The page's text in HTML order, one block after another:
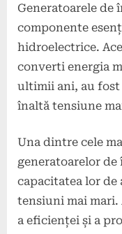
Generatoarele de
componente
hidroelectrice.
converti energia
ultimii ani, au fost
înaltă tensiune
Una dintre cele
generatoarelor
capacitatea lor de
tensiuni mai mari.
a eficienței și a